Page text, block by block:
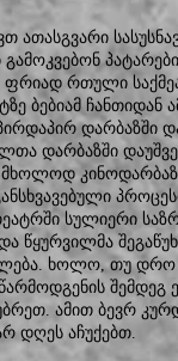
ათასგვარი
გამოკვებონ
რთული
ბებიამ
დარბაზში
დარბაზში
მხოლოდ
სულიერი
წყურვილმა
ხოლო, თუ დრო
ამით ბევრ
დღეს აჩუქებთ.